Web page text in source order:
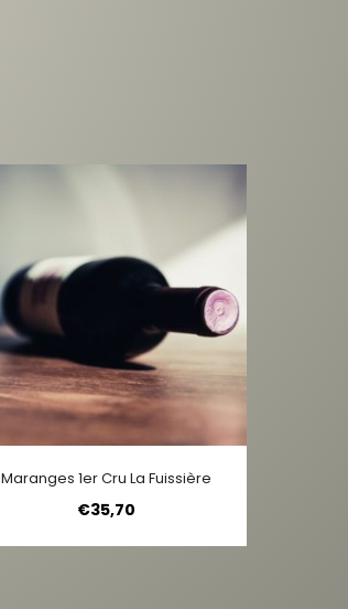
Maranges 1er Cru La Fuissière
€35,70